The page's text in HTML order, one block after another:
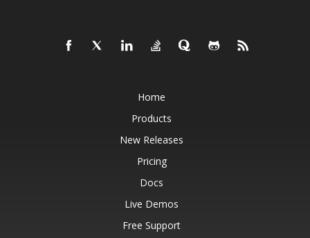
Home
Products
New Releases
Pricing
Docs
Live Demos
Free Support